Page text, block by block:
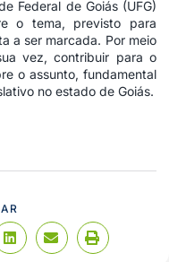
Federal de Goiás (UFG)
o tema, previsto para
a ser marcada. Por meio
vez, contribuir para o
o assunto, fundamental
no estado de Goiás.